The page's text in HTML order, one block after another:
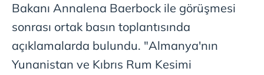
Bakanı Annalena Baerbock ile görüşmesi
sonrası ortak basın toplantısında
açıklamalarda bulundu. "Almanya'nın
Yunanistan ve Kıbrıs Rum Kesimi